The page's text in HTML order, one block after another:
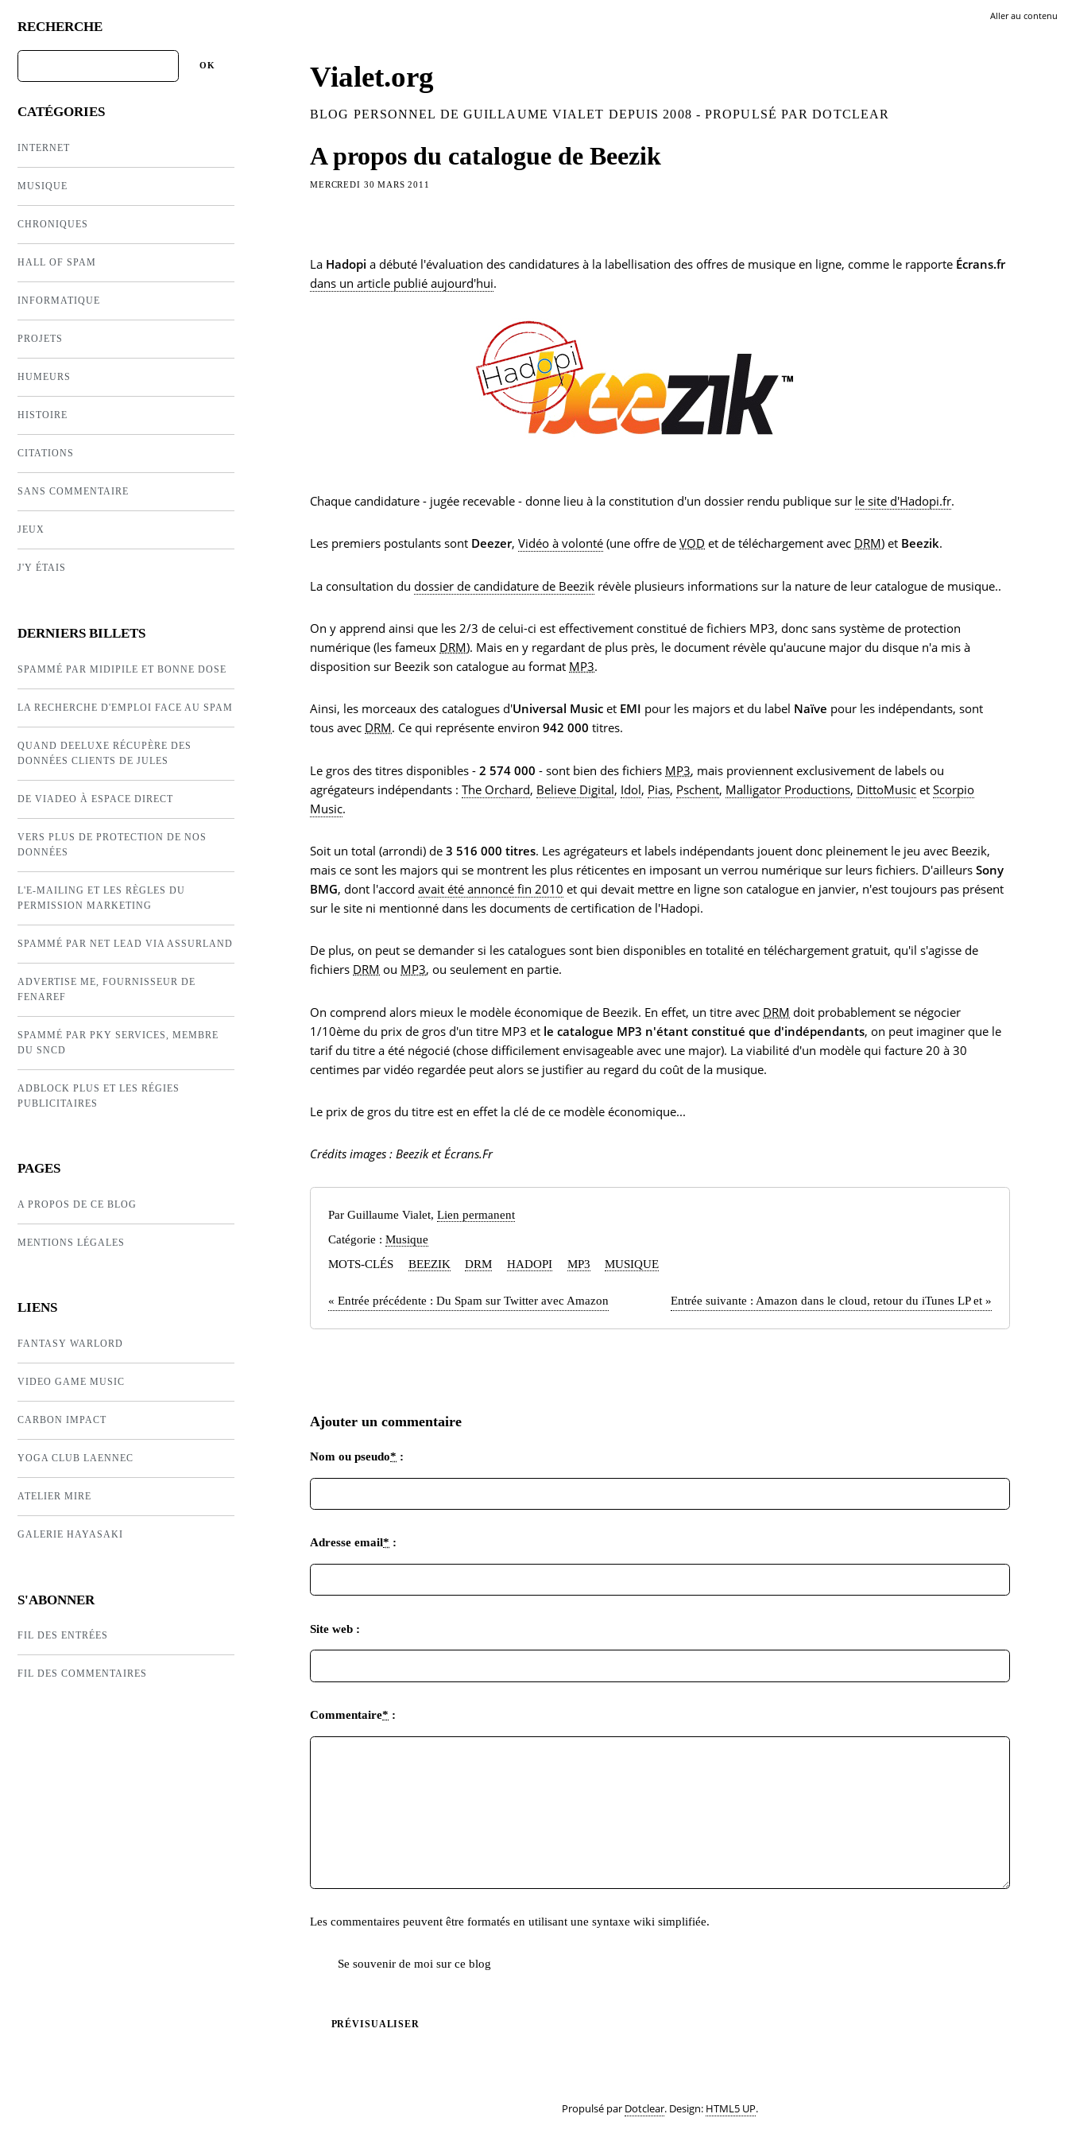
Aller au contenu
RECHERCHE
CATÉGORIES
INTERNET
MUSIQUE
CHRONIQUES
HALL OF SPAM
INFORMATIQUE
PROJETS
HUMEURS
HISTOIRE
CITATIONS
SANS COMMENTAIRE
JEUX
J'Y ÉTAIS
DERNIERS BILLETS
SPAMMÉ PAR MIDIPILE ET BONNE DOSE
LA RECHERCHE D'EMPLOI FACE AU SPAM
QUAND DEELUXE RÉCUPÈRE DES
DONNÉES CLIENTS DE JULES
DE VIADEO À ESPACE DIRECT
VERS PLUS DE PROTECTION DE NOS
DONNÉES
L'E-MAILING ET LES RÈGLES DU
PERMISSION MARKETING
SPAMMÉ PAR NET LEAD VIA ASSURLAND
ADVERTISE ME, FOURNISSEUR DE
FENAREF
SPAMMÉ PAR PKY SERVICES, MEMBRE
DU SNCD
ADBLOCK PLUS ET LES RÉGIES
PUBLICITAIRES
PAGES
A PROPOS DE CE BLOG
MENTIONS LÉGALES
LIENS
FANTASY WARLORD
VIDEO GAME MUSIC
CARBON IMPACT
YOGA CLUB LAENNEC
ATELIER MIRE
GALERIE HAYASAKI
S'ABONNER
FIL DES ENTRÉES
FIL DES COMMENTAIRES
Vialet.org
BLOG PERSONNEL DE GUILLAUME VIALET DEPUIS 2008 - PROPULSÉ PAR DOTCLEAR
A propos du catalogue de Beezik
MERCREDI 30 MARS 2011
La Hadopi a débuté l'évaluation des candidatures à la labellisation des offres de musique en ligne, comme le rapporte Écrans.fr
dans un article publié aujourd'hui.
Chaque candidature - jugée recevable - donne lieu à la constitution d'un dossier rendu publique sur le site d'Hadopi.fr.
Les premiers postulants sont Deezer,Vidéo à volonté (une offre deVOD et de téléchargement avec DRM) et Beezik.
La consultation dudossier de candidature de Beezik révèle plusieurs informations sur la nature de leur catalogue de musique..
On y apprend ainsi que les 2/3 de celui-ci est effectivement constitué de fichiers MP3, donc sans système de protection
numérique (les fameux DRM). Mais en y regardant de plus près, le document révèle qu'aucune major du disque n'a mis à
disposition sur Beezik son catalogue au format MP3.
Ainsi, les morceaux des catalogues d'Universal Music et EMI pour les majors et du label Naïve pour les indépendants, sont
tous avec DRM. Ce qui représente environ942 000 titres.
Le gros des titres disponibles -2 574 000 - sont bien des fichiers MP3, mais proviennent exclusivement de labels ou
agrégateurs indépendants :The Orchard, Believe Digital, Idol, Pias, Pschent, Malligator Productions, DittoMusic etScorpio
Music.
Soit un total (arrondi) de3 516 000 titres. Les agrégateurs et labels indépendants jouent donc pleinement le jeu avec Beezik,
mais ce sont les majors qui se montrent les plus réticentes en imposant un verrou numérique sur leurs fichiers. D'ailleursSony
BMG, dont l'accordavait été annoncé fin 2010 et qui devait mettre en ligne son catalogue en janvier, n'est toujours pas présent
sur le site ni mentionné dans les documents de certification de l'Hadopi.
De plus, on peut se demander si les catalogues sont bien disponibles en totalité en téléchargement gratuit, qu'il s'agisse de
fichiers DRM ou MP3, ou seulement en partie.
On comprend alors mieux le modèle économique de Beezik. En effet, un titre avec DRM doit probablement se négocier
1/10ème du prix de gros d'un titre MP3 et le catalogue MP3 n'étant constitué que d'indépendants, on peut imaginer que le
tarif du titre a été négocié (chose difficilement envisageable avec une major). La viabilité d'un modèle qui facture 20 à 30
centimes par vidéo regardée peut alors se justifier au regard du coût de la musique.
Le prix de gros du titre est en effet la clé de ce modèle économique...
Crédits images : Beezik et Écrans.Fr
Par Guillaume Vialet,Lien permanent
Catégorie :Musique
MOTS-CLÉS
BEEZIK DRM HADOPI MP3 MUSIQUE
«Entrée précédente :Du Spam sur Twitter avec Amazon Entrée suivante : Amazon dans le cloud, retour du iTunes LP et»
Ajouter un commentaire
Nom ou pseudo* :
Adresse email* :
Site web :
Commentaire* :
Les commentaires peuvent être formatés en utilisant une syntaxe wiki simplifiée.
Se souvenir de moi sur ce blog
PRÉVISUALISER
Propulsé par Dotclear. Design: HTML5 UP.